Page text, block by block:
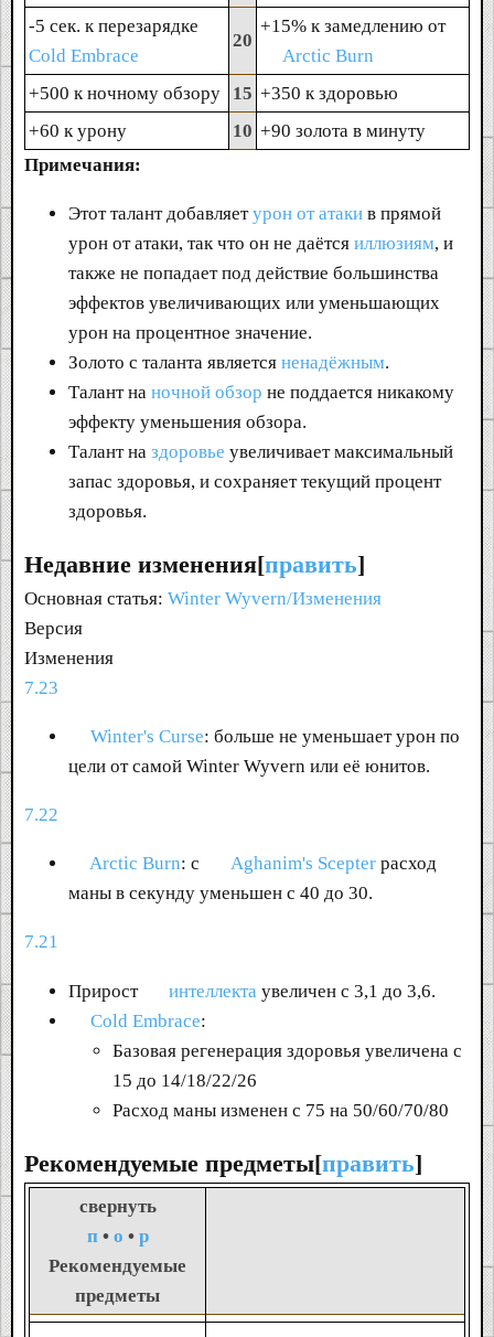
-5 сек. к перезарядке
Cold Embrace
20
+15% к замедлению от
Arctic Burn
+500 к ночному обзору
15 +350 к здоровью
+60 к урону
10 +90 золота в минуту
Примечания:
Этот талант добавляетурон от атаки в прямой
урон от атаки, так что он не даётся иллюзиям, и
также не попадает под действие большинства
эффектов увеличивающих или уменьшающих
урон на процентное значение.
Золото с таланта является ненадёжным.
Талант на ночной обзор не поддается никакому
эффекту уменьшения обзора.
Талант на здоровье увеличивает максимальный
запас здоровья, и сохраняет текущий процент
здоровья.
Недавние изменения[править]
Основная статья: Winter Wyvern/Изменения
Версия
Изменения
7.23
Winter's Curse: больше не уменьшает урон по
цели от самой Winter Wyvern или её юнитов.
7.22
Arctic Burn: с Aghanim's Scepter расход
маны в секунду уменьшен с 40 до 30.
7.21
Прирост интеллекта увеличен с 3,1 до 3,6.
Cold Embrace:
Базовая регенерация здоровья увеличена с
15 до 14/18/22/26
Расход маны изменен с 75 на 50/60/70/80
Рекомендуемые предметы[править]
свернуть
п• о • р
Рекомендуемые
предметы